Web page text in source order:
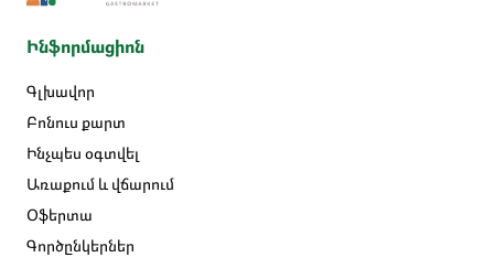
Ինֆորմացիոն
Գլխավոր
Բոնուս քարտ
Ինչպես օգտվել
Առաքում և վճարում
Օֆերտա
Գործընկերներ